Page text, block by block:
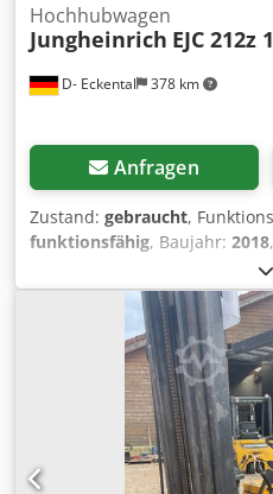
D- Eckental 378 km
Hochhubwagen
Jungheinrich EJC 212z
Anfragen
Zustand: gebraucht,
funktionsfähig, Baujahr: 2018
, Hubhöhe:
mm, Kraftstofftyp:elektrisch,
, Gabellänge: 1’150
Gesamtlänge:1’981 mm ,
, Hochhubwagen
Duplex Zustand Technisch:
Batterie Ah: 110Ah Batterie
Batterie Typ: Lithium-Ionen
Beschreibung: Durchsicht und